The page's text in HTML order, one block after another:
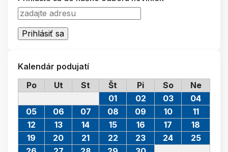
Kalendár podujatí
Po
Ut St Št Pi So Ne
01 02 03
04
05
06 07 08 09 10
11
12
13 14 15 16 17
18
19
20 21 22 23 24
25